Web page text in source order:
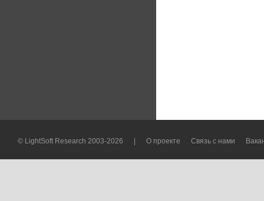
© LightSoft Research 2003-2026 О проекте Связь с нами